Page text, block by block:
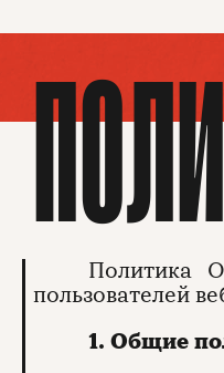
Политика
пользователей
1. Общие